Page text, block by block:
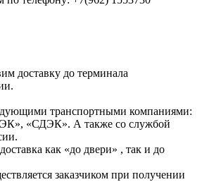
доставку до терминала
транспортными компаниями:
«СДЭК». А также со службой
как «до двери» , так и до
заказчиком при получении